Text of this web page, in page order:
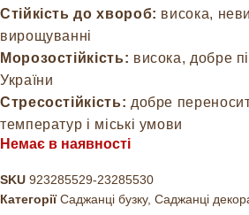
Стійкість до хвороб: висока,
вирощуванні
Морозостійкість: висока, добре
України
Стресостійкість: добре
температур і міські умови
Немає в наявності
SKU 923285529-23285530
Категорії Саджанці бузку, Саджанці